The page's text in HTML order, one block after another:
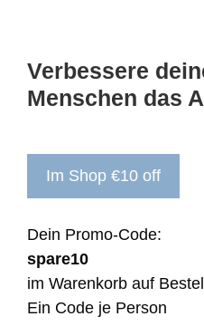
Verbessere
Menschen das
Im Shop €10 off
Dein Promo-Code:
spare10
im Warenkorb auf
Ein Code je Person